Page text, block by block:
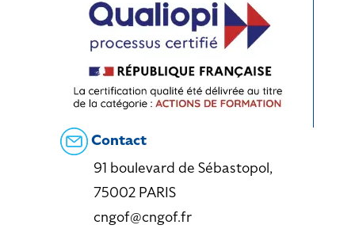
Contact
91 boulevard de Sébastopol,
75002 PARIS
cngof@cngof.fr